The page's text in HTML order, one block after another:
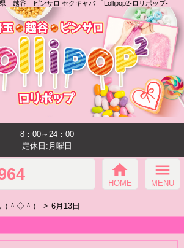
越谷 ピンサロ セクキャバ 「Lollipop2-ロリポップ-」
8：00～24：00
定休日:月曜日
home
HOME
menu
MENU
＾◇＾） 6月13日